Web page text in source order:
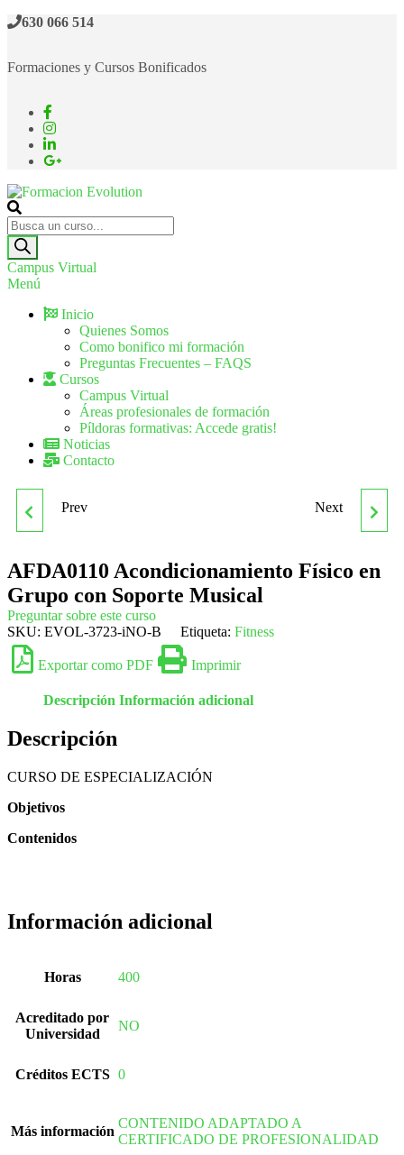
630 066 514
Formaciones y Cursos Bonificados
Formacion Evolution
Cursos de formación continua
Campus Virtual
Menú
Inicio
Quienes Somos
Como bonifico mi formación
Preguntas Frecuentes – FAQS
Cursos
Campus Virtual
Áreas profesionales de formación
Píldoras formativas: Accede gratis!
Noticias
Contacto
AFDA0109 GUÍA POR
BICICLETA
Prev AFDA0112 GUÍA POR
ACUÁTICOS
Next
AFDA0110 Acondicionamiento Físico en
Grupo con Soporte Musical
Preguntar sobre este curso
SKU: EVOL-3723-iNO-B Etiqueta: Fitness
Exportar como PDF Imprimir
Descripción Información adicional
Descripción
CURSO DE ESPECIALIZACIÓN
Objetivos
Contenidos
Información adicional
Horas 400
Acreditado por
Universidad
NO
Créditos ECTS 0
Más información
CONTENIDO ADAPTADO A
CERTIFICADO DE PROFESIONALIDAD